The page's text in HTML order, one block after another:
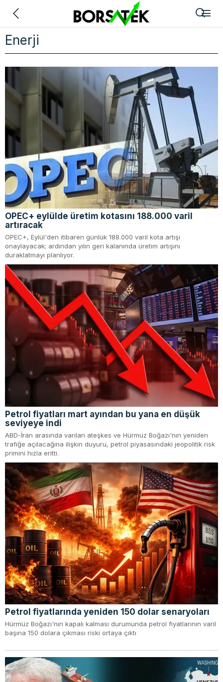
Enerji
OPEC+ eylülde üretim kotasını 188.000 varil
artıracak
OPEC+, Eylül'den itibaren günlük 188.000 varil kota artışı
onaylayacak; ardından yılın geri kalanında üretim artışını
duraklatmayı planlıyor.
Petrol fiyatları mart ayından bu yana en düşük
seviyeye indi
ABD-İran arasında varılan ateşkes ve Hürmüz Boğazı'nın yeniden
trafiğe açılacağına ilişkin duyuru, petrol piyasasındaki jeopolitik risk
primini hızla eritti.
Petrol fiyatlarında yeniden 150 dolar senaryoları
Hürmüz Boğazı'nın kapalı kalması durumunda petrol fiyatlarının varil
başına 150 dolara çıkması riski ortaya çıktı